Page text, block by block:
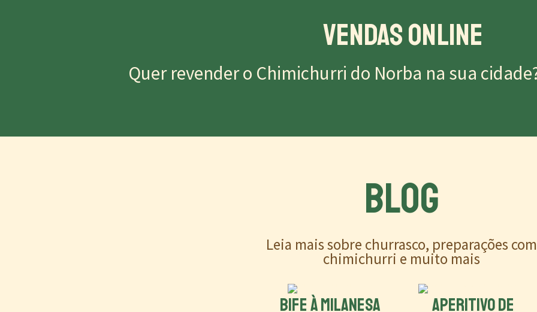
Vendas Online
Quer revender o Chimichurri do Norba na sua
BLOG
Leia mais sobre churrasco, preparações com
chimichurri e muito mais
BIFE À MILANESA APERITIVO DE